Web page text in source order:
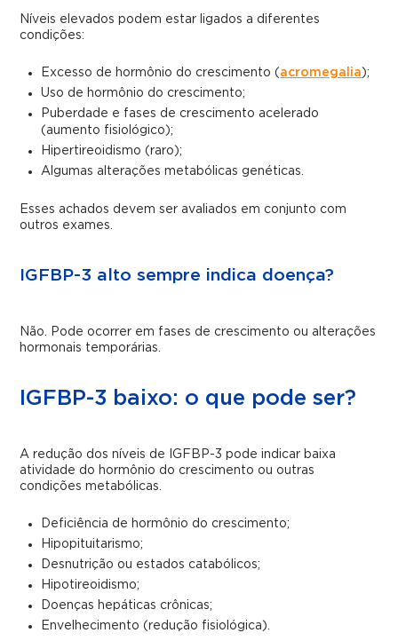
Níveis elevados podem estar ligados a diferentes
condições:
Excesso de hormônio do crescimento (acromegalia);
Uso de hormônio do crescimento;
Puberdade e fases de crescimento acelerado
(aumento fisiológico);
Hipertireoidismo (raro);
Algumas alterações metabólicas genéticas.
Esses achados devem ser avaliados em conjunto com
outros exames.
IGFBP-3 alto sempre indica doença?
Não. Pode ocorrer em fases de crescimento ou alterações
hormonais temporárias.
IGFBP-3 baixo: o que pode ser?
A redução dos níveis de IGFBP-3 pode indicar baixa
atividade do hormônio do crescimento ou outras
condições metabólicas.
Deficiência de hormônio do crescimento;
Hipopituitarismo;
Desnutrição ou estados catabólicos;
Hipotireoidismo;
Doenças hepáticas crônicas;
Envelhecimento (redução fisiológica).